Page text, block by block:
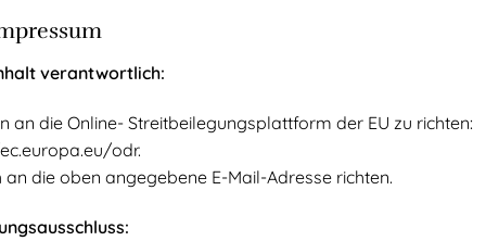
verantwortlich:
die Online- Streitbeilegungsplattform der EU zu richten:
odr.
die oben angegebene E-Mail-Adresse richten.